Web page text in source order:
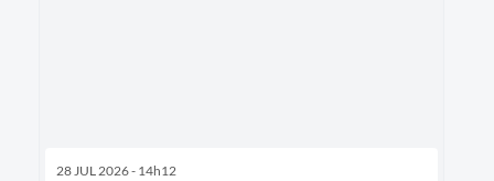
28 JUL 2026 - 14h12